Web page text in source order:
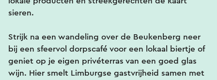
sieren.
Strijk na een wandeling over de Beukenberg neer
bij een sfeervol dorpscafé voor een lokaal biertje of
geniet op je eigen privéterras van een goed glas
wijn. Hier smelt Limburgse gastvrijheid samen met